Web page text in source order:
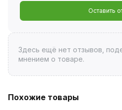
Оставить
Здесь ещё нет отзывов,
мнением о товаре.
Похожие товары